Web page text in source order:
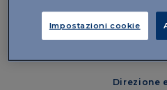
Sede
Via Pian
Direzione
Impostazioni cookie